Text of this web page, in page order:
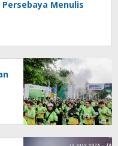
Persebaya Menulis